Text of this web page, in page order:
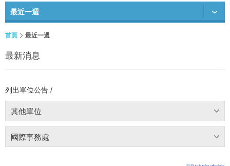
最近一週
首頁 最近一週
最新消息
列出單位公告 /
其他單位
國際事務處